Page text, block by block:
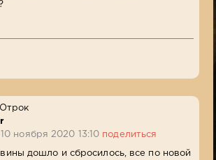
Отрок
10 ноября 2020 13:10 поделиться
дошло и сбросилось, все по новой